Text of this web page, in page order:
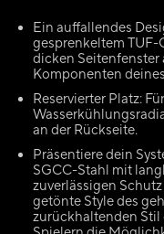
Ein auffallendes
gesprenkeltem
dicken Seitenfenster
Komponenten
Reservierter Platz:
an der Rückseite.
Präsentiere dein
SGCC-Stahl mit
zuverlässigen
getönte Style des
zurückhaltenden Stil